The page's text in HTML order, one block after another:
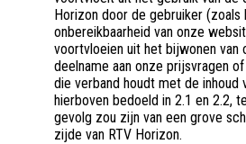
Horizon door de gebruiker (zoals
onbereikbaarheid van onze
voortvloeien uit het bijwonen van
deelname aan onze prijsvragen
die verband houdt met de inhoud
hierboven bedoeld in 2.1 en 2.2,
gevolg zou zijn van een grove
zijde van RTV Horizon.